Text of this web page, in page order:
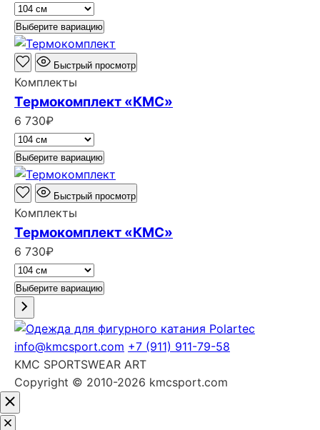
Выберите вариацию
Быстрый просмотр
Комплекты
Термокомплект «КМС»
6 730₽
Выберите вариацию
Быстрый просмотр
Комплекты
Термокомплект «КМС»
6 730₽
Выберите вариацию
info@kmcsport.com +7 (911) 911-79-58
KMC SPORTSWEAR ART
Copyright © 2010-2026 kmcsport.com